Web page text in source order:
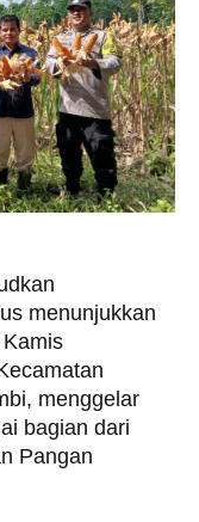
menunjukkan
menggelar
bagian dari
Pangan